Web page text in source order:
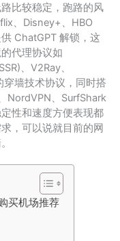
比较稳定，跑路的风
、Disney+、HBO
ChatGPT 解锁，这
代理协议如
、V2Ray、
墙技术协议，同时搭
NordVPN、SurfShark
性和速度方便表现都
，可以说就目前的网
买机场推荐